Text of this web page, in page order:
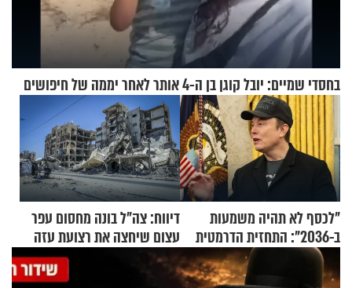
בחסדי שמיים: יובל קוגן בן ה-4 אותר לאחר יממה של חיפושים
"לכסף לא תהיה משמעות
ב-2036": התחזית הדרמטית
של אילון מאסק על עתיד
הכלכלה
דיווח: צה"ל בונה מחסום עפר
עצום שיחצה את רצועת עזה
לשניים